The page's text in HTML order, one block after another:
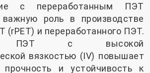
с переработанным ПЭТ
роль в производстве
(rPET) и переработанного ПЭТ.
ПЭТ с высокой
вязкостью (IV) повышает
прочность и устойчивость к